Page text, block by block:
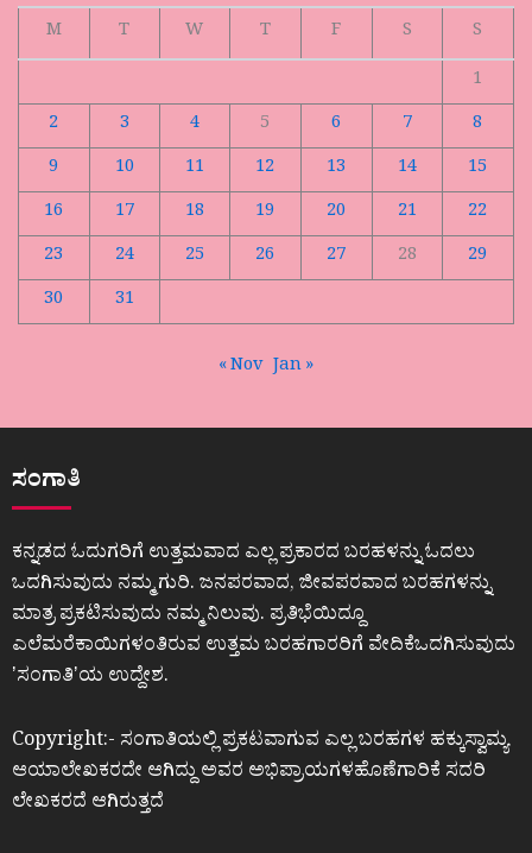
M
T W T F S
S
1
2
3 4 5 6 7
8
9
10 11 12 13 14
15
16
17 18 19 20 21
22
23
24 25 26 27 28
29
30
31
« Nov Jan »
ಸಂಗಾತಿ
ಕನ್ನಡದ ಓದುಗರಿಗೆ ಉತ್ತಮವಾದ ಎಲ್ಲ ಪ್ರಕಾರದ ಬರಹಳನ್ನು ಓದಲು
ಒದಗಿಸುವುದು ನಮ್ಮ ಗುರಿ. ಜನಪರವಾದ, ಜೀವಪರವಾದ ಬರಹಗಳನ್ನು
ಮಾತ್ರ ಪ್ರಕಟಿಸುವುದು ನಮ್ಮ ನಿಲುವು. ಪ್ರತಿಭೆಯಿದ್ದೂ
ಎಲೆಮರೆಕಾಯಿಗಳಂತಿರುವ ಉತ್ತಮ ಬರಹಗಾರರಿಗೆ ವೇದಿಕೆಒದಗಿಸುವುದು
ʼಸಂಗಾತಿʼಯ ಉದ್ದೇಶ.
Copyright:- ಸಂಗಾತಿಯಲ್ಲಿ ಪ್ರಕಟವಾಗುವ ಎಲ್ಲ ಬರಹಗಳ ಹಕ್ಕುಸ್ವಾಮ್ಯ
ಆಯಾಲೇಖಕರದೇ ಆಗಿದ್ದು ಅವರ ಅಭಿಪ್ರಾಯಗಳಹೊಣೆಗಾರಿಕೆ ಸದರಿ
ಲೇಖಕರದೆ ಆಗಿರುತ್ತದೆ